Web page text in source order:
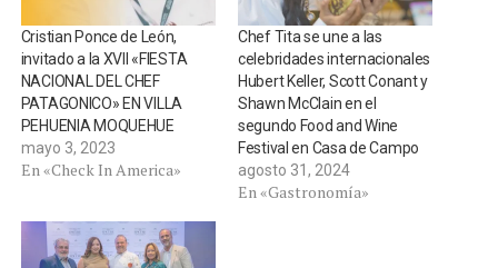
Cristian Ponce de León,
invitado a la XVII «FIESTA
NACIONAL DEL CHEF
PATAGONICO» EN VILLA
PEHUENIA MOQUEHUE
mayo 3, 2023
En «Check In America»
Chef Tita se une a las
celebridades internacionales
Hubert Keller, Scott Conant y
Shawn McClain en el
segundo Food and Wine
Festival en Casa de Campo
agosto 31, 2024
En «Gastronomía»